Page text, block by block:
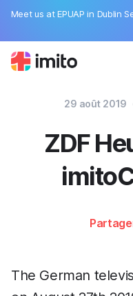
Meet us at EPUAP in Dublin
29 août 2019
ZDF
The German